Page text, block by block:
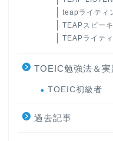
teapライティ
TEAPスピー
TEAPライテ
TOEIC勉強法＆実
TOEIC初級者
過去記事